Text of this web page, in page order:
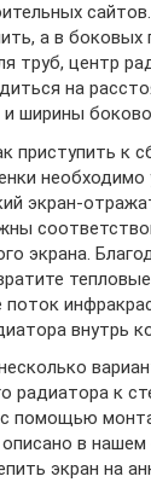
а в боковых
труб, центр
на
ширины
приступить к
необходимо
экран-
экрана.
поток
внутрь
радиатора к
помощью
описано в нашем
экран на